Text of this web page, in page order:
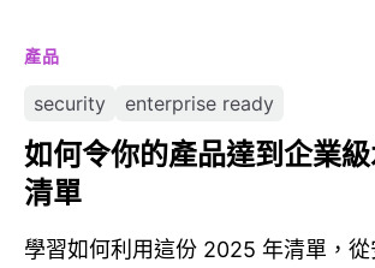
產品
security enterprise ready
如何令你的產品達到企業
清單
學習如何利用這份 2025 年清單，從